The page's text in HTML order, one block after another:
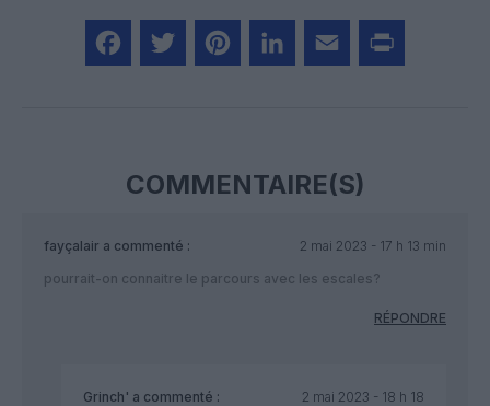
COMMENTAIRE(S)
fayçalair a commenté :
2 mai 2023 - 17 h 13 min
pourrait-on connaitre le parcours avec les escales?
RÉPONDRE
Grinch' a commenté :
2 mai 2023 - 18 h 18